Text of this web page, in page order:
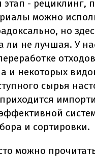
- рециклинг,
можно
но
ли не лучшая. У
и некоторых
сырья
и сортировки.
можно